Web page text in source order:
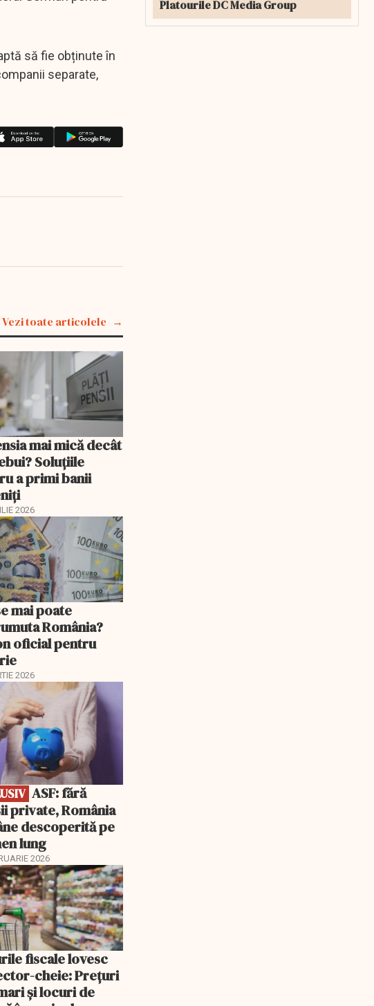
să fie obținute în
separate,
Vezi toate articolele
mai mică decât
Soluţiile
a primi banii
2026
mai poate
România?
oficial pentru
2026
ASF: fără
private, România
descoperită pe
lung
2026
fiscale lovesc
cheie: Prețuri
și locuri de
Platourile DC Media Group